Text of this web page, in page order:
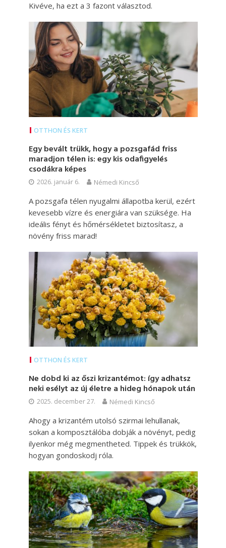
Kivéve, ha ezt a 3 fazont választod.
OTTHON ÉS KERT
Egy bevált trükk, hogy a pozsgafád friss
maradjon télen is: egy kis odafigyelés
csodákra képes
2026. január 6. Némedi Kincső
A pozsgafa télen nyugalmi állapotba kerül, ezért
kevesebb vízre és energiára van szüksége. Ha
ideális fényt és hőmérsékletet biztosítasz, a
növény friss marad!
OTTHON ÉS KERT
Ne dobd ki az őszi krizantémot: így adhatsz
neki esélyt az új életre a hideg hónapok után
2025. december 27. Némedi Kincső
Ahogy a krizantém utolsó szirmai lehullanak,
sokan a komposztálóba dobják a növényt, pedig
ilyenkor még megmentheted. Tippek és trükkök,
hogyan gondoskodj róla.